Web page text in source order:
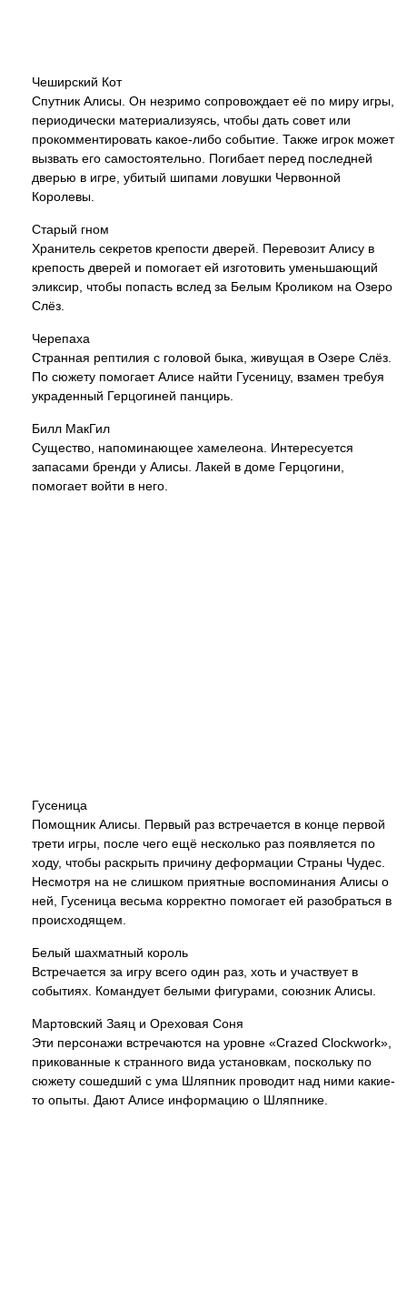
Чеширский Кот
Спутник Алисы. Он незримо сопровождает её по миру игры,
периодически материализуясь, чтобы дать совет или
прокомментировать какое-либо событие. Также игрок может
вызвать его самостоятельно. Погибает перед последней
дверью в игре, убитый шипами ловушки Червонной
Королевы.
Старый гном
Хранитель секретов крепости дверей. Перевозит Алису в
крепость дверей и помогает ей изготовить уменьшающий
эликсир, чтобы попасть вслед за Белым Кроликом на Озеро
Слёз.
Черепаха
Странная рептилия с головой быка, живущая в Озере Слёз.
По сюжету помогает Алисе найти Гусеницу, взамен требуя
украденный Герцогиней панцирь.
Билл МакГил
Существо, напоминающее хамелеона. Интересуется
запасами бренди у Алисы. Лакей в доме Герцогини,
помогает войти в него.
Гусеница
Помощник Алисы. Первый раз встречается в конце первой
трети игры, после чего ещё несколько раз появляется по
ходу, чтобы раскрыть причину деформации Страны Чудес.
Несмотря на не слишком приятные воспоминания Алисы о
ней, Гусеница весьма корректно помогает ей разобраться в
происходящем.
Белый шахматный король
Встречается за игру всего один раз, хоть и участвует в
событиях. Командует белыми фигурами, союзник Алисы.
Мартовский Заяц и Ореховая Соня
Эти персонажи встречаются на уровне «Crazed Clockwork»,
прикованные к странного вида установкам, поскольку по
сюжету сошедший с ума Шляпник проводит над ними какие-
то опыты. Дают Алисе информацию о Шляпнике.